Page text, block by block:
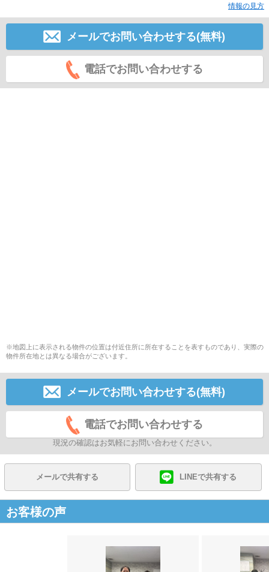
情報の見方
メールでお問い合わせする(無料)
電話でお問い合わせする
※地図上に表示される物件の位置は付近住所に所在することを表すものであり、実際の
物件所在地とは異なる場合がございます。
メールでお問い合わせする(無料)
電話でお問い合わせする
現況の確認はお気軽にお問い合わせください。
メールで共有する LINEで共有する
お客様の声